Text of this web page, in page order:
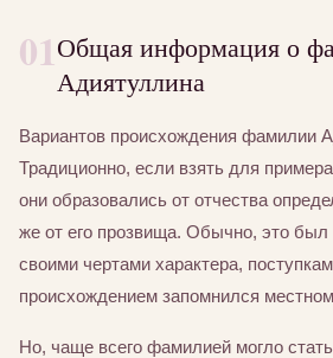
01Общая информация о
Адиятуллина
Вариантов происхождения фамилии
Традиционно, если взять для
они образовались от отчества
же от его прозвища. Обычно, это был
своими чертами характера,
происхождением запомнился
Но, чаще всего фамилией могло